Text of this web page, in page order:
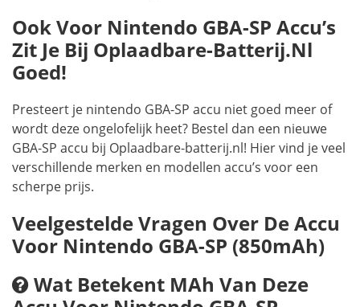
Ook Voor Nintendo GBA-SP Accu’s
Zit Je Bij Oplaadbare-Batterij.nl
Goed!
Presteert je nintendo GBA-SP accu niet goed meer of
wordt deze ongelofelijk heet? Bestel dan een nieuwe
GBA-SP accu bij Oplaadbare-batterij.nl! Hier vind je veel
verschillende merken en modellen accu’s voor een
scherpe prijs.
Veelgestelde Vragen Over De Accu
Voor Nintendo GBA-SP (850mAh)
Wat Betekent MAh Van Deze